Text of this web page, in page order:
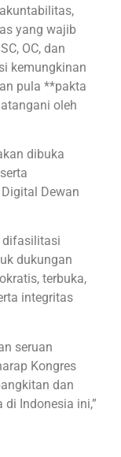
yang wajib
OC, dan
kemungkinan
pula **pakta
oleh
dibuka
Dewan
difasilitasi
dukungan
terbuka,
integritas
seruan
Kongres
dan
Indonesia ini,”